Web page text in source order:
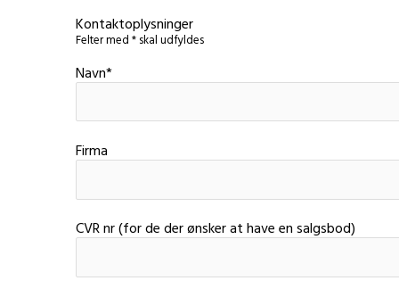
Kontaktoplysninger
Felter med * skal udfyldes
Navn*
Firma
CVR nr (for de der ønsker at have en salgsbod)